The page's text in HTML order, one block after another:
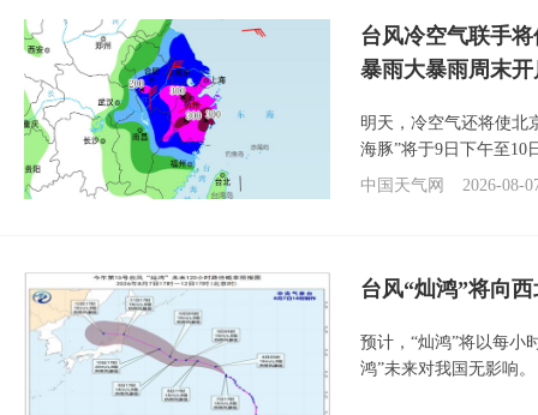
台风冷空气联手
暴雨大暴雨周末开
明天，冷空气还将使北
海豚”将于9日下午至10
中国天气网
2026-08-
台风“灿鸿”将向
预计，“灿鸿”将以每小
鸿”未来对我国无影响。